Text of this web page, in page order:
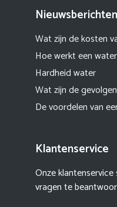
Nieuwsberichten
Wat zijn de kosten
Hoe werkt een
Hardheid water
Wat zijn de
De voordelen van
Klantenservice
Onze
vragen te